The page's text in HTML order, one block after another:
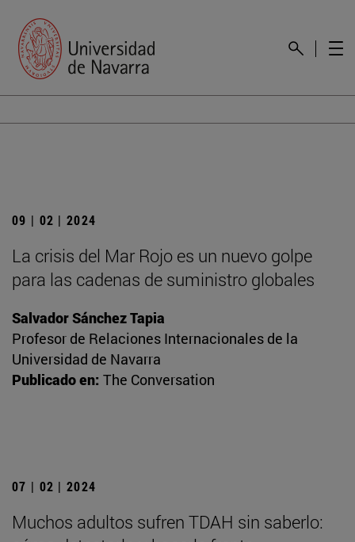
09 | 02 | 2024
La crisis del Mar Rojo es un nuevo golpe
para las cadenas de suministro globales
Salvador Sánchez Tapia
Profesor de Relaciones Internacionales de la
Universidad de Navarra
Publicado en: The Conversation
07 | 02 | 2024
Muchos adultos sufren TDAH sin saberlo: